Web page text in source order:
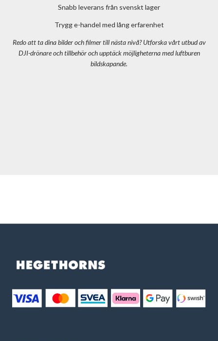
Snabb leverans från svenskt lager
Trygg e-handel med lång erfarenhet
Redo att ta dina bilder och filmer till nästa nivå? Utforska vårt utbud av
DJI-drönare och tillbehör och upptäck möjligheterna med luftburen
bildskapande.